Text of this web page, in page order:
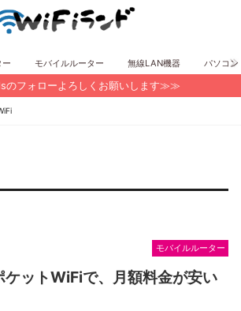
ー モバイルルーター 無線LAN機器 パソコン
のフォローよろしくお願いします≫≫
モバイルルーター
ケットWiFiで、月額料金が安い